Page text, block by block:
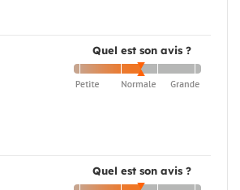
Quel est son avis ?
Quel est son avis ?